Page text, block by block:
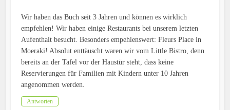
Wir haben das Buch seit 3 Jahren und können es wirklich
empfehlen! Wir haben einige Restaurants bei unserem letzten
Aufenthalt besucht. Besonders empehlenswert: Fleurs Place in
Moeraki! Absolut enttäuscht waren wir vom Little Bistro, denn
bereits an der Tafel vor der Haustür steht, dass keine
Reservierungen für Familien mit Kindern unter 10 Jahren
angenommen werden.
Antworten